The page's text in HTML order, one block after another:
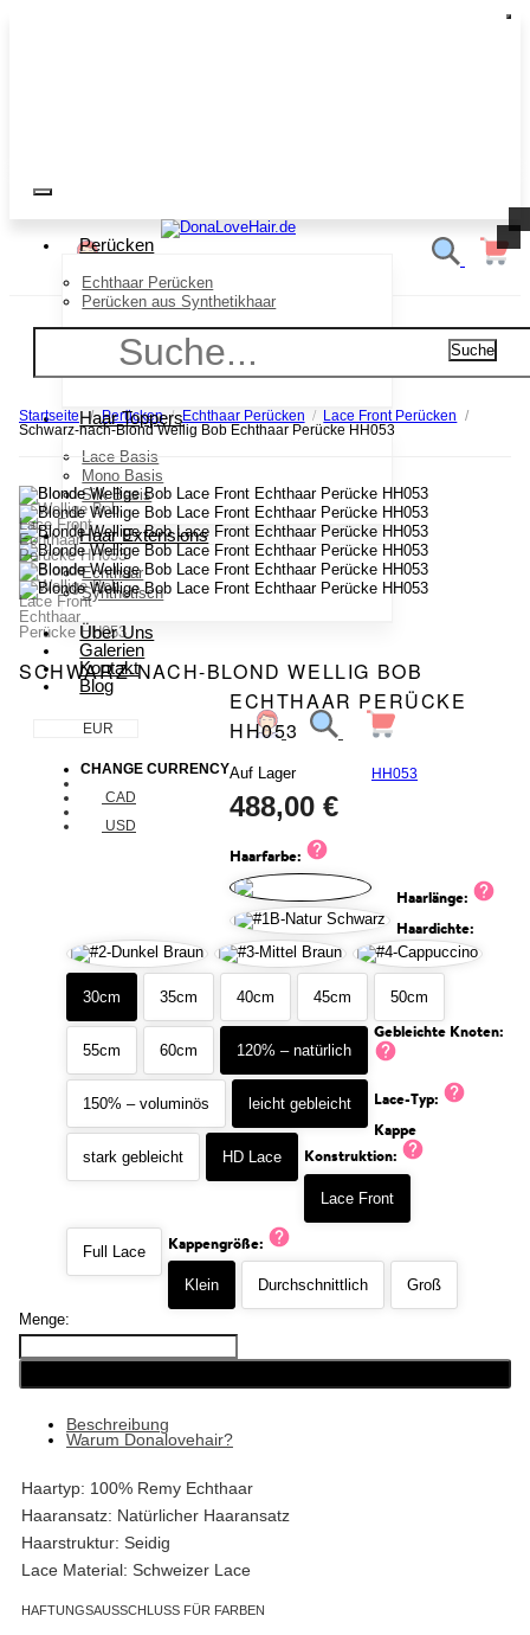
Perücken
Echthaar Perücken
Perücken aus Synthetikhaar
Alltagsperücken
Modeperücken
Haar Toppers
Lace Basis
Mono Basis
Silk Basis
Haar Extensions
Echthaar
Synthetisch
Über Uns
Galerien
Kontakt
Blog
EUR
CHANGE CURRENCY
CAD
USD
Suche
Startseite / Perücken / Echthaar Perücken / Lace Front Perücken /
Schwarz-nach-Blond Wellig Bob Echthaar Perücke HH053
SCHWARZ-NACH-BLOND WELLIG BOB
ECHTHAAR PERÜCKE
HH053
Auf Lager HH053
488,00 €
Haarfarbe:
Haarlänge:
30cm 35cm 40cm 45cm 50cm
55cm 60cm
Haardichte:
120% – natürlich
150% – voluminös
Gebleichte Knoten:
leicht gebleicht
stark gebleicht
Lace-Typ:
HD Lace
Kappe
Konstruktion:
Lace Front
Full Lace Kappengröße:
Klein Durchschnittlich
Groß
Menge:
Beschreibung
Warum Donalovehair?
Haartyp: 100% Remy Echthaar
Haaransatz: Natürlicher Haaransatz
Haarstruktur: Seidig
Lace Material: Schweizer Lace
HAFTUNGSAUSSCHLUSS FÜR FARBEN